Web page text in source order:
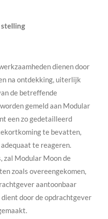
stelling
dienen door
na ontdekking, uiterlijk
de betreffende
gemeld aan Modular
een zo gedetailleerd
te bevatten,
te reageren.
zal Modular Moon de
zoals overeengekomen,
aantoonbaar
door de opdrachtgever